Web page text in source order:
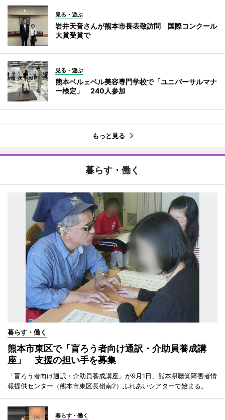
見る・遊ぶ
岩井天音さんが熊本市長表敬訪問 国際コンクール
大賞受賞で
見る・遊ぶ
熊本ベルェベル美容専門学校で「ユニバーサルマナ
ー検定」 240人参加
もっと見る
暮らす・働く
暮らす・働く
熊本市東区で「盲ろう者向け通訳・介助員養成講
座」 支援の担い手を募集
「盲ろう者向け通訳・介助員養成講座」が9月1日、熊本県聴覚障害者情
報提供センター（熊本市東区長嶺南2）ふれあいシアターで始まる。
暮らす・働く